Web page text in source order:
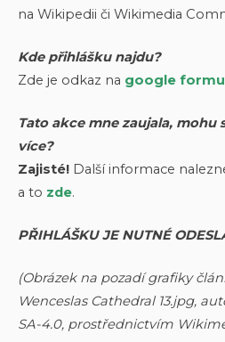
na Wikipedii či Wikimedia
Kde přihlášku najdu?
Zde je odkaz na google
Tato akce mne zaujala, mohu
více?
Zajisté! Další informace
a to zde.
PŘIHLÁŠKU JE NUTNÉ
(Obrázek na pozadí grafiky
Wenceslas Cathedral 13.jpg,
SA-4.0, prostřednictvím